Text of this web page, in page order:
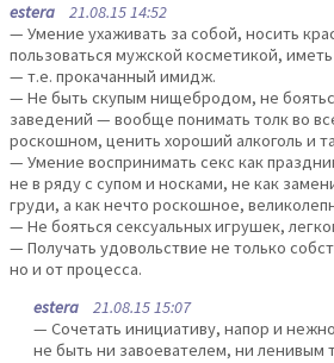
estera 21.08.15 14:52
— Умение ухаживать за собой, носить
пользоваться мужской косметикой,
— т.е. прокачанный имидж.
— Не быть скупым нищебродом, не
заведений — вообще понимать толк во
роскошном, ценить хороший алкоголь и
— Умение воспринимать секс как
не в ряду с супом и носками, не как
груди, а как нечто роскошное,
— Не бояться сексуальных игрушек,
— Получать удовольствие не только
но и от процесса.
estera 21.08.15 15:07
— Сочетать инициативу, напор и
не быть ни завоевателем, ни ленивым